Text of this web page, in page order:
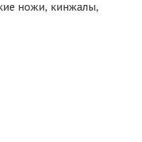
ножи, кинжалы,